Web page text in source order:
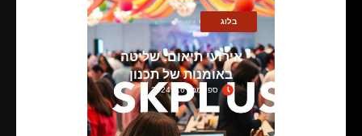
בלוג
אירועי תיאום: שליטה
באומנות של תכנון
ספטמבר 16, 2024